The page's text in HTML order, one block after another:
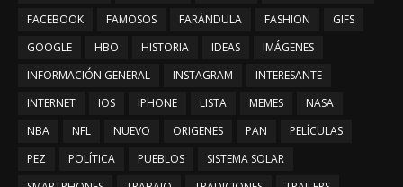
FACEBOOK
FAMOSOS FARÁNDULA FASHION
GIFS
GOOGLE
HBO HISTORIA IDEAS
IMÁGENES
INFORMACIÓN GENERAL
INSTAGRAM
INTERESANTE
INTERNET
IOS IPHONE LISTA MEMES
NASA
NBA
NFL NUEVO ORIGENES PAN
PELÍCULAS
PEZ
POLÍTICA PUEBLOS
SISTEMA SOLAR